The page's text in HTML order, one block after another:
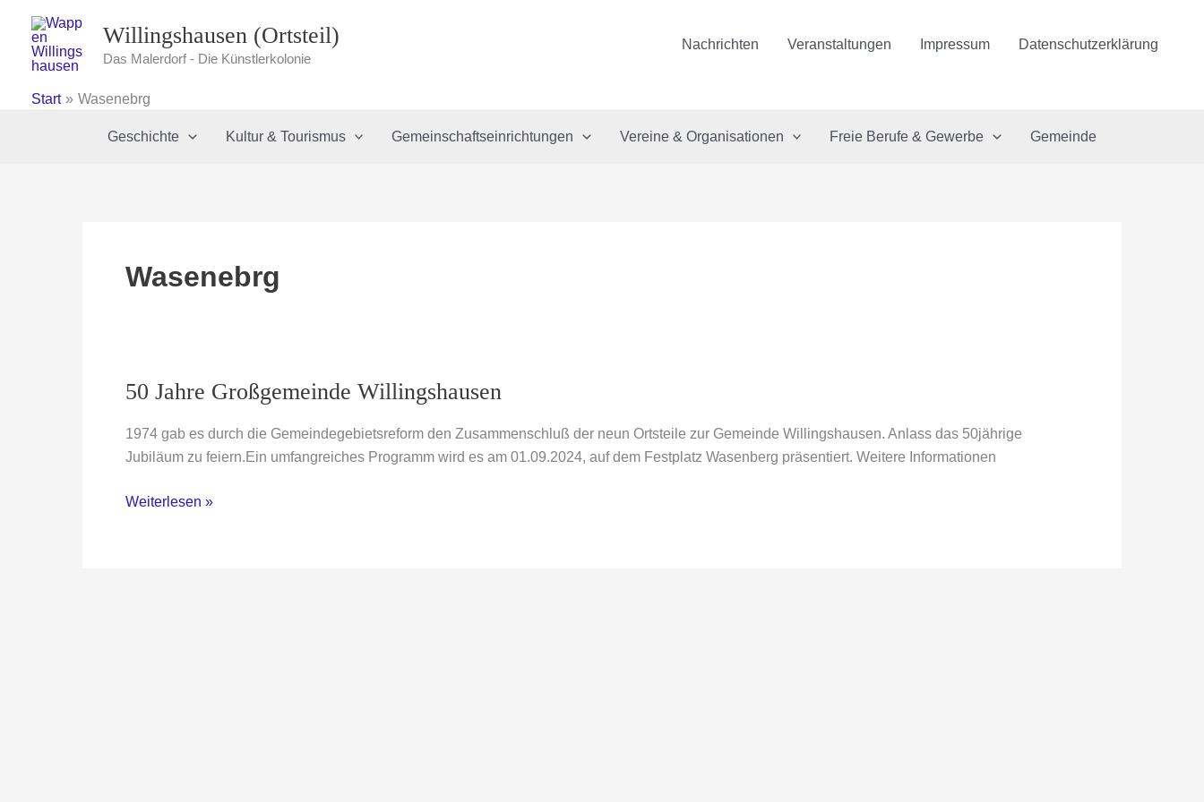
Inhalt
springen
Willingshausen (Ortsteil)
Das Malerdorf - Die Künstlerkolonie
Nachrichten Veranstaltungen Impressum Datenschutzerklärung
Start Wasenebrg
Geschichte Kultur & Tourismus Gemeinschaftseinrichtungen Vereine & Organisationen Freie Berufe & Gewerbe Gemeinde
Wasenebrg
50 Jahre Großgemeinde Willingshausen
1974 gab es durch die Gemeindegebietsreform den Zusammenschluß der neun Ortsteile zur Gemeinde Willingshausen. Anlass das 50jährige
Jubiläum zu feiern.Ein umfangreiches Programm wird es am 01.09.2024, auf dem Festplatz Wasenberg präsentiert. Weitere Informationen
50
Weiterlesen »